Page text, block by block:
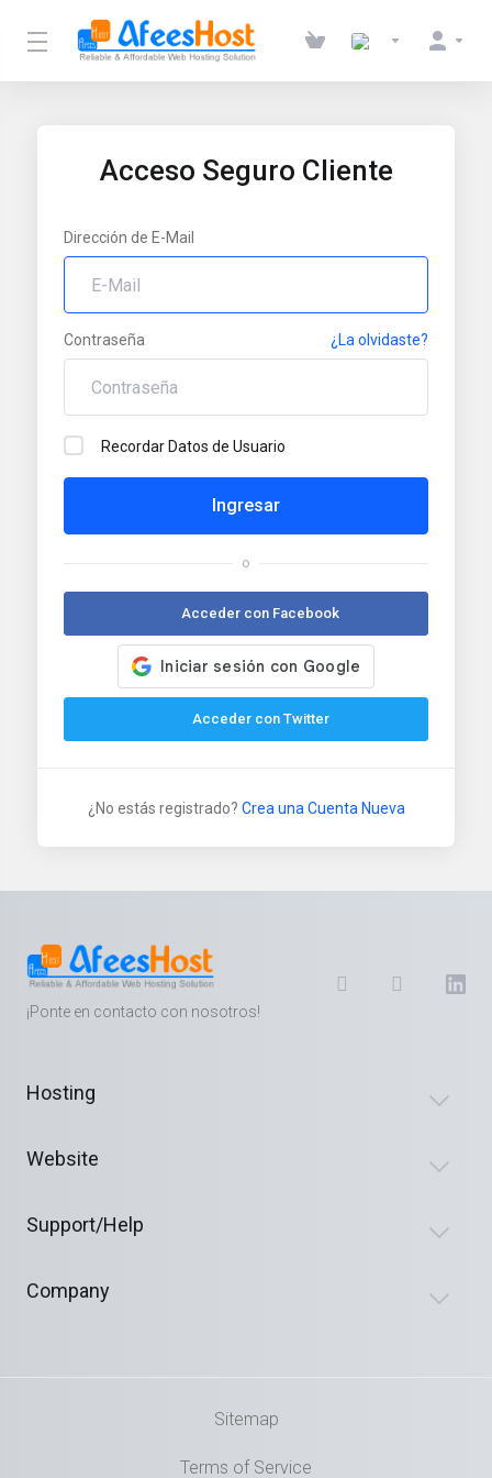
Acceso Seguro Cliente
Dirección de E-Mail
Contraseña ¿La olvidaste?
Recordar Datos de Usuario
Ingresar
o
Acceder con Facebook
Acceder con Twitter
¿No estás registrado? Crea una Cuenta Nueva
¡Ponte en contacto con nosotros!
Hosting
Website
Support/Help
Company
Sitemap
Terms of Service